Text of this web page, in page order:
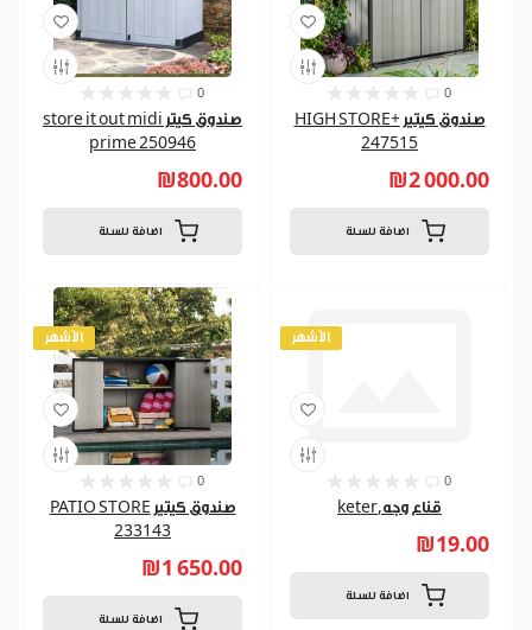
0
صندوق كيتر store it out midi
prime 250946
₪800.00
اضافة للسلة
0
صندوق كيتير HIGH STORE+
247515
₪2 000.00
اضافة للسلة
الأشهر
0
صندوق كيتير PATIO STORE
233143
₪1 650.00
اضافة للسلة
الأشهر
0
قناع وجه,keter
₪19.00
اضافة للسلة